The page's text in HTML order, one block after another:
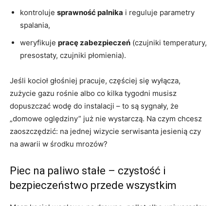
kontroluje sprawność palnika i reguluje parametry
spalania,
weryfikuje pracę zabezpieczeń (czujniki temperatury,
presostaty, czujniki płomienia).
Jeśli kocioł głośniej pracuje, częściej się wyłącza,
zużycie gazu rośnie albo co kilka tygodni musisz
dopuszczać wodę do instalacji – to są sygnały, że
„domowe oględziny” już nie wystarczą. Na czym chcesz
zaoszczędzić: na jednej wizycie serwisanta jesienią czy
na awarii w środku mrozów?
Piec na paliwo stałe – czystość i
bezpieczeństwo przede wszystkim